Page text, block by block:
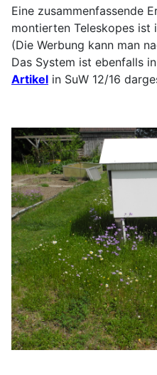
Eine zusammenfassende
montierten Teleskopes ist
(Die Werbung kann man
Das System ist ebenfalls
Artikel in SuW 12/16